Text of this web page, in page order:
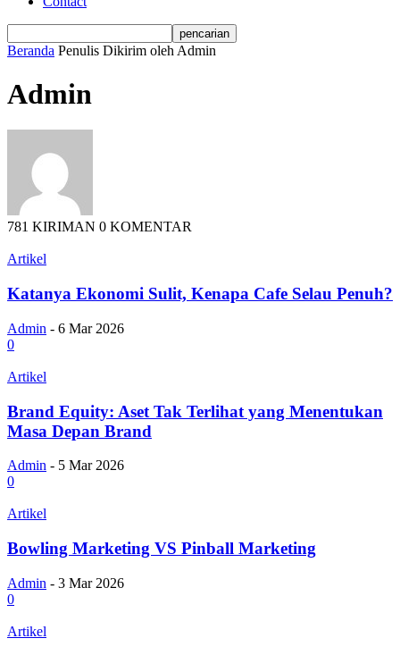
Beranda Penulis Dikirim oleh Admin
Admin
781 KIRIMAN 0 KOMENTAR
Artikel
Katanya Ekonomi Sulit, Kenapa Cafe Selau Penuh?
Admin - 6 Mar 2026
0
Artikel
Brand Equity: Aset Tak Terlihat yang Menentukan
Masa Depan Brand
Admin - 5 Mar 2026
0
Artikel
Bowling Marketing VS Pinball Marketing
Admin - 3 Mar 2026
0
Artikel